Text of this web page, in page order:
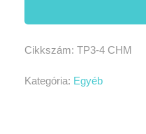
Cikkszám: TP3-4 CHM
Kategória: Egyéb